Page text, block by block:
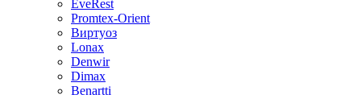
EveRest
Promtex-Orient
Виртуоз
Lonax
Denwir
Dimax
Benartti